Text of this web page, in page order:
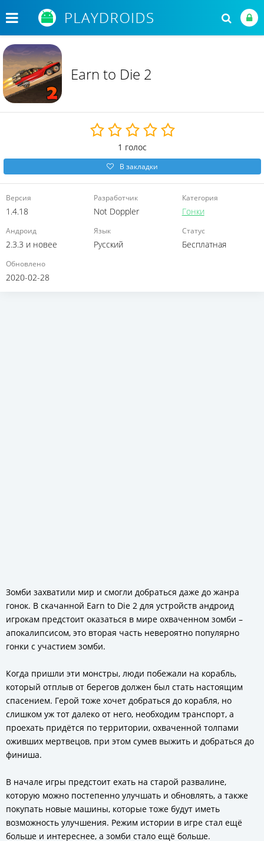
Earn to Die 2
1 голос
В закладки
Версия
1.4.18
Разработчик
Not Doppler
Категория
Гонки
Андроид
2.3.3 и новее
Язык
Русский
Статус
Бесплатная
Обновлено
2020-02-28
Зомби захватили мир и смогли добраться даже до жанра
гонок. В скачанной Earn to Die 2 для устройств андроид
игрокам предстоит оказаться в мире охваченном зомби –
апокалипсисом, это вторая часть невероятно популярно
гонки с участием зомби.
Когда пришли эти монстры, люди побежали на корабль,
который отплыв от берегов должен был стать настоящим
спасением. Герой тоже хочет добраться до корабля, но
слишком уж тот далеко от него, необходим транспорт, а
проехать придётся по территории, охваченной толпами
оживших мертвецов, при этом сумев выжить и добраться до
финиша.
В начале игры предстоит ехать на старой развалине,
которую можно постепенно улучшать и обновлять, а также
покупать новые машины, которые тоже будут иметь
возможность улучшения. Режим истории в игре стал ещё
больше и интереснее, а зомби стало ещё больше.